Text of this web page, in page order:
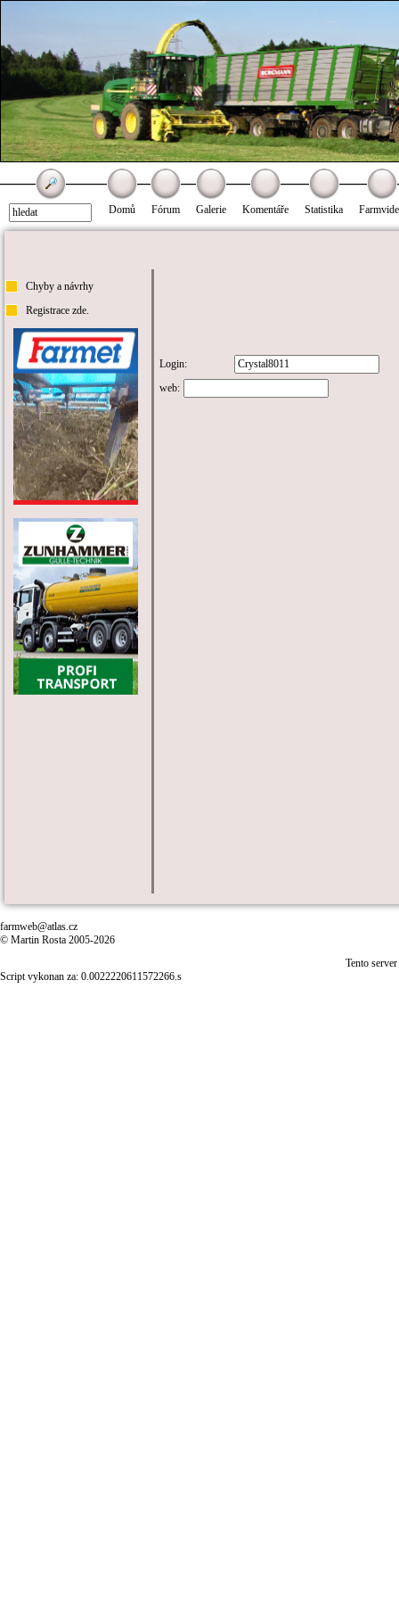
Domů Fórum Galerie Komentáře Statistika
Chyby a návrhy
Registrace zde.
Login:
web:
farmweb@atlas.cz
© Martin Rosta 2005-2026
Tento
Script vykonan za: 0.0022220611572266.s